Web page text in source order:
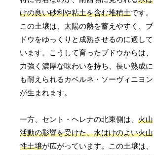
けの良い砂利や粘土を含む堆積土です。
この土壌は、太陽の熱を蓄えやすく、ブ
ドウをゆっくりと成熟させるのに適して
います。こうして育ったブドウからは、
力強く濃厚な味わいを持ち、長い熟成に
も耐えられるカベルネ・ソーヴィニヨン
が生まれます。
一方、セント・ヘレナの北東側は、火山
活動の影響を受けた、水はけのよい火山
性土壌が広がっています。この土壌は、